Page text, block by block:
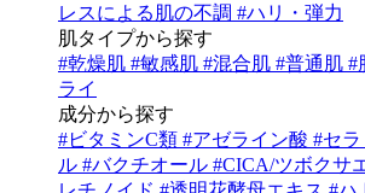
レスによる肌の不調 #ハリ・弾力
肌タイプから探す
#乾燥肌 #敏感肌 #混合肌 #普通肌 #
ライ
成分から探す
#ビタミンC類 #アゼライン酸 #セ
ル #バクチオール #CICA/ツボクサ